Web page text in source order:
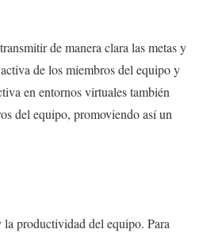
de manera clara las metas y
de los miembros del equipo y
en entornos virtuales también
del equipo, promoviendo así un
la productividad del equipo. Para